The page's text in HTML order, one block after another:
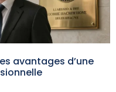
avantages d’une